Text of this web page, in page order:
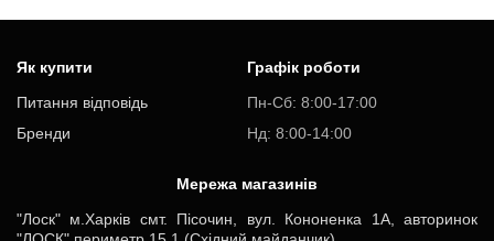
Як купити
Питання відповідь
Бренди
Графік роботи
Пн-Cб: 8:00-17:00
Нд: 8:00-14:00
Мережа магазинів
"Лоск" м.Харків смт. Пісочин, вул. Кононенка 1А, авторинок